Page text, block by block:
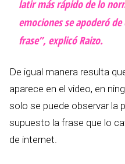
latir más rápido de lo
emociones se apoderó
frase”, explicó Raizo.
De igual manera resulta
aparece en el video, en
solo se puede observar la
supuesto la frase que lo
de internet.